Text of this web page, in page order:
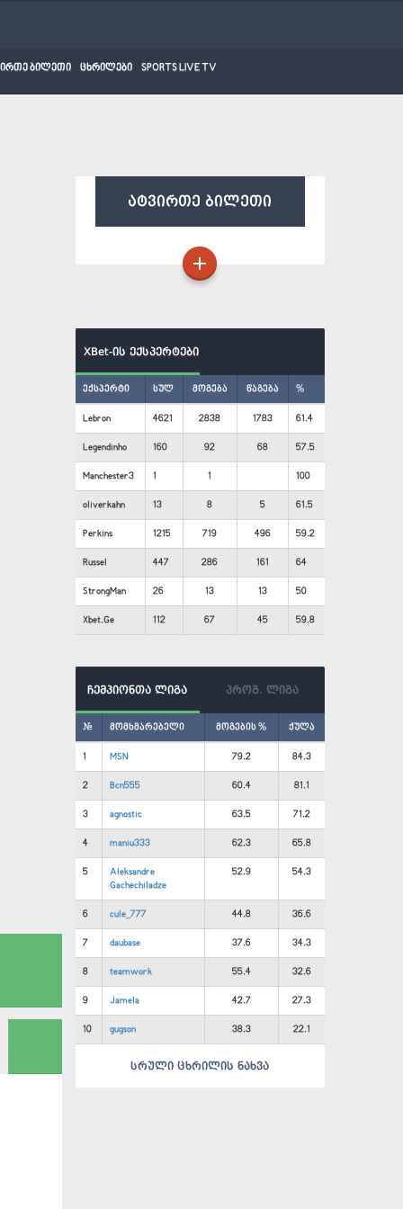
ბილეთი ცხრილები SPORTS LIVE TV
ატვირთე ბილეთი
XBet-ის ექსპერტები
ექსპერტი სულ მოგება წაგება %
Lebron 4621 2838 1783 61.4
Legendinho 160 92 68 57.5
Manchester3 1 1 100
oliverkahn 13 8 5 61.5
Perkins 1215 719 496 59.2
Russel 447 286 161 64
StrongMan 26 13 13 50
Xbet.Ge 112 67 45 59.8
ჩემპიონთა ლიგა პროგ. ლიგა
# მომხმარებელი მოგების % ქულა
1 MSN 79.2 84.3
2 Bcn555 60.4 81.1
3 agnostic 63.5 71.2
4 maniu333 62.3 65.8
5
Aleksandre
Gachechiladze
52.9 54.3
6 cule_777 44.8 36.6
7 daubase 37.6 34.3
8 teamwork 55.4 32.6
9 Jamela 42.7 27.3
10 gugson 38.3 22.1
სრული ცხრილის ნახვა